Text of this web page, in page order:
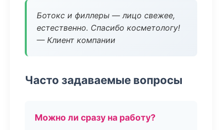
Ботокс и филлеры — лицо свежее,
естественно. Спасибо косметологу!
— Клиент компании
Часто задаваемые вопросы
Можно ли сразу на работу?